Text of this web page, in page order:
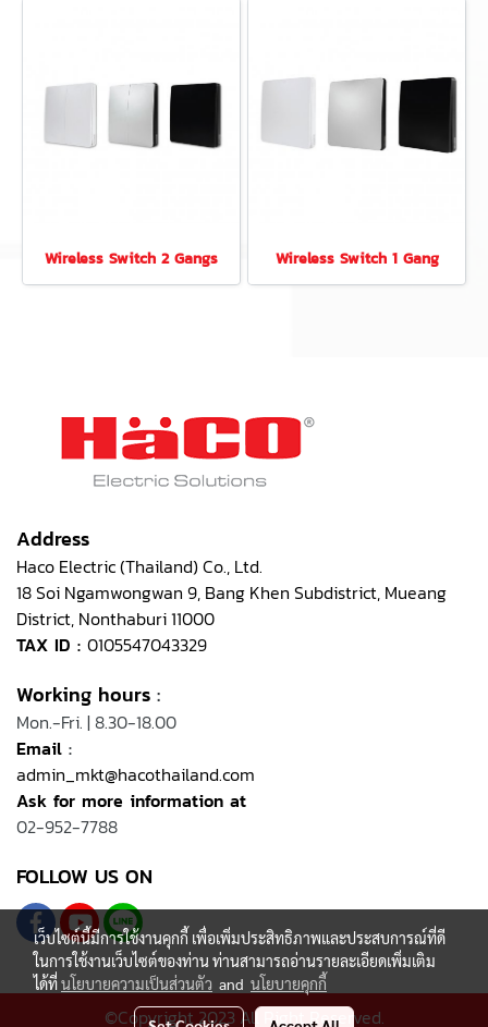
Wireless Switch 2 Gangs Wireless Switch 1 Gang
Address
Haco Electric (Thailand) Co., Ltd.
18 Soi Ngamwongwan 9, Bang Khen Subdistrict, Mueang
District, Nonthaburi 11000
TAX ID : 0105547043329
Working hours :
Mon.-Fri. | 8.30-18.00
Email :
admin_mkt@hacothailand.com
Ask for more information at
02-952-7788
FOLLOW US ON
©Copyright 2023 All Right Reserved.
เว็บไซต์นี้มีการใช้งานคุกกี้ เพื่อเพิ่มประสิทธิภาพและประสบการณ์ที่ดี
ในการใช้งานเว็บไซต์ของท่าน ท่านสามารถอ่านรายละเอียดเพิ่มเติม
ได้ที่นโยบายความเป็นส่วนตัว and นโยบายคุกกี้